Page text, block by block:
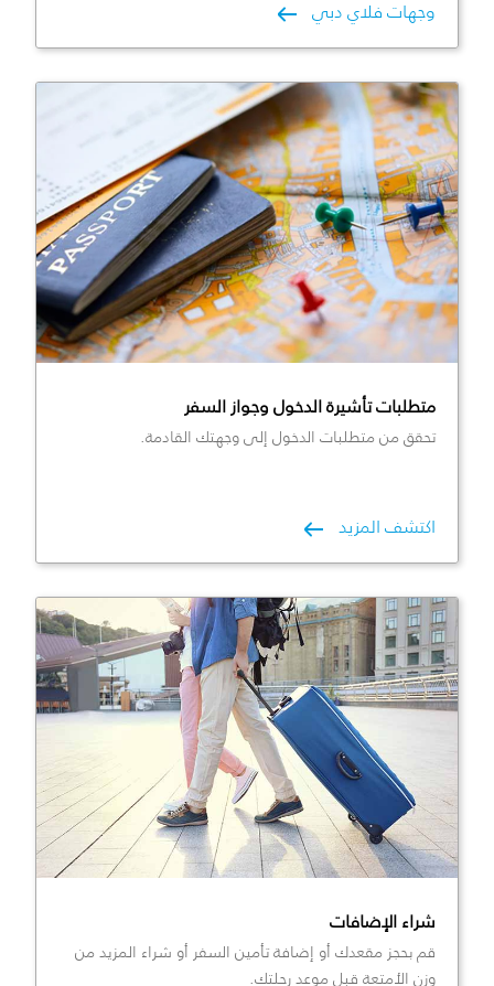
وجهات فلاي دبي
متطلبات تأشيرة الدخول وجواز السفر
تحقق من متطلبات الدخول إلى وجهتك القادمة.
اكتشف المزيد
شراء الإضافات
قم بحجز مقعدك أو إضافة تأمين السفر أو شراء المزيد من
وزن الأمتعة قبل موعد رحلتك.